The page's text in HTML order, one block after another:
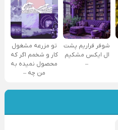
شوفر فراریم پشت
ال ایکس مشکیم
–
تو مزرعه مشغول
کار و شخمم اگر که
محصول نمیده به
من چه –